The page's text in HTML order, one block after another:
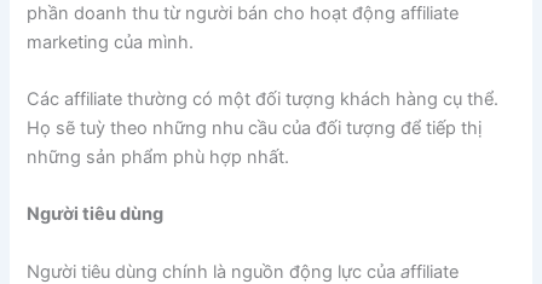
phần doanh thu từ người bán cho hoạt động affiliate
marketing của mình.
Các affiliate thường có một đối tượng khách hàng cụ thể.
Họ sẽ tuỳ theo những nhu cầu của đối tượng để tiếp thị
những sản phẩm phù hợp nhất.
Người tiêu dùng
Người tiêu dùng chính là nguồn động lực củaaffiliate